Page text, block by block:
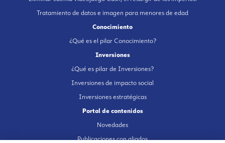
Tratamiento de datos e imagen para menores de edad
Conocimiento
¿Qué es el pilar Conocimiento?
Inversiones
¿Qué es pilar de Inversiones?
Inversiones de impacto social
Inversiones estratégicas
Portal de contenidos
Novedades
Publicaciones con aliados